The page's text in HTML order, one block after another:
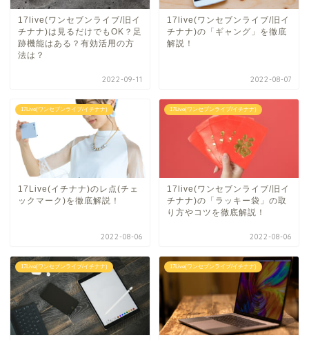
17live(ワンセブンライブ/旧イ
チナナ)は見るだけでもOK？足
跡機能はある？有効活用の方
法は？
2022-09-11
17live(ワンセブンライブ/旧イ
チナナ)の「ギャング」を徹底
解説！
2022-08-07
17Live(ワンセブンライブ/イチナナ)
17Live(イチナナ)のレ点(チェ
ックマーク)を徹底解説！
2022-08-06
17Live(ワンセブンライブ/イチナナ)
17live(ワンセブンライブ/旧イ
チナナ)の「ラッキー袋」の取
り方やコツを徹底解説！
2022-08-06
17Live(ワンセブンライブ/イチナナ) 17Live(ワンセブンライブ/イチナナ)